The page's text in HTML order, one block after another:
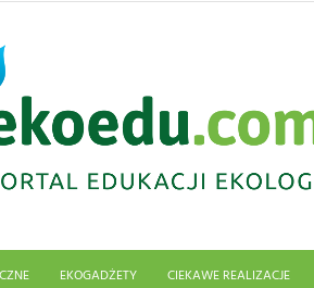
EKOGADŻETY CIEKAWE REALIZACJE